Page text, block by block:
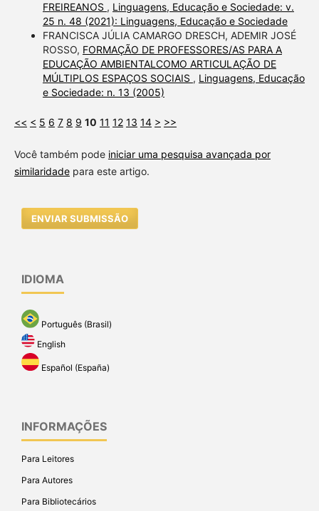
FREIREANOS , Linguagens, Educação e Sociedade: v.
25 n. 48 (2021): Linguagens, Educação e Sociedade
FRANCISCA JÚLIA CAMARGO DRESCH, ADEMIR JOSÉ
ROSSO, FORMAÇÃO DE PROFESSORES/AS PARA A
EDUCAÇÃO AMBIENTALCOMO ARTICULAÇÃO DE
MÚLTIPLOS ESPAÇOS SOCIAIS , Linguagens, Educação
e Sociedade: n. 13 (2005)
<< < 5 6 7 8 9 10 11 12 13 14 > >>
Você também pode iniciar uma pesquisa avançada por
similaridadepara este artigo.
ENVIAR SUBMISSÃO
IDIOMA
Português (Brasil)
English
Español (España)
INFORMAÇÕES
Para Leitores
Para Autores
Para Bibliotecários